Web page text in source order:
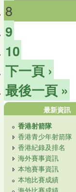
8
9
10
下一頁 ›
最後一頁 »
最新資訊
香港射箭隊
香港青少年射箭隊
香港紀錄及排名
海外賽事資訊
本地賽事資訊
本地比賽成績